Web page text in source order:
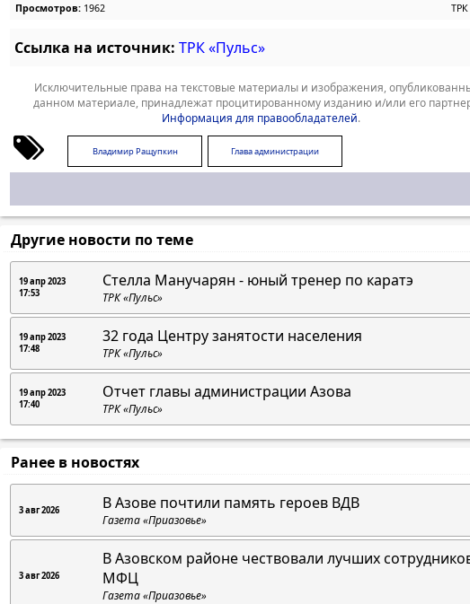
Просмотров: 1962 ТРК
Ссылка на источник: ТРК «Пульс»
Исключительные права на текстовые материалы и изображения,
данном материале, принадлежат процитированному изданию и/или его
Информация для правообладателей.
Владимир Ращупкин Глава администрации
Другие новости по теме
19 апр 2023
17:53
Стелла Манучарян - юный тренер по каратэ
ТРК «Пульс»
19 апр 2023
17:48
32 года Центру занятости населения
ТРК «Пульс»
19 апр 2023
17:40
Отчет главы администрации Азова
ТРК «Пульс»
Ранее в новостях
3 авг 2026 В Азове почтили память героев ВДВ
Газета «Приазовье»
3 авг 2026
В Азовском районе чествовали лучших
МФЦ
Газета «Приазовье»